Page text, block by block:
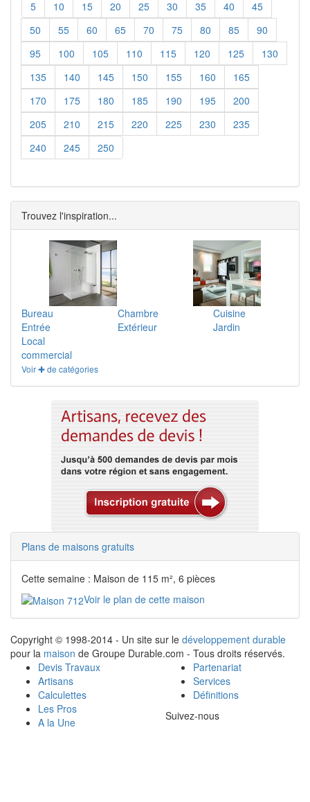
5 10 15 20 25 30 35 40
45
50
55 60 65 70 75 80 85
90
95
100 105 110 115 120 125
130
135
140 145 150 155 160
165
170
175 180 185 190 195
200
205
210 215 220 225 230
235
240
245 250
Trouvez l'inspiration...
Bureau Chambre
Cuisine
Entrée
Extérieur
Jardin
Local
commercial
Voir ✚ de catégories
Plans de maisons gratuits
Cette semaine : Maison de 115 m², 6 pièces
Voir le plan de cette maison
Copyright © 1998-2014 - Un site sur le développement durable
pour la maison de Groupe Durable.com - Tous droits réservés.
Devis Travaux
Artisans
Calculettes
Les Pros
A la Une
Partenariat
Services
Définitions
Suivez-nous